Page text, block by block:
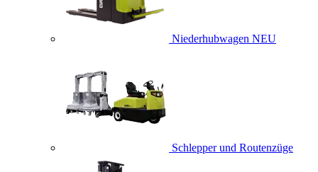
Niederhubwagen NEU
Schlepper und Routenzüge